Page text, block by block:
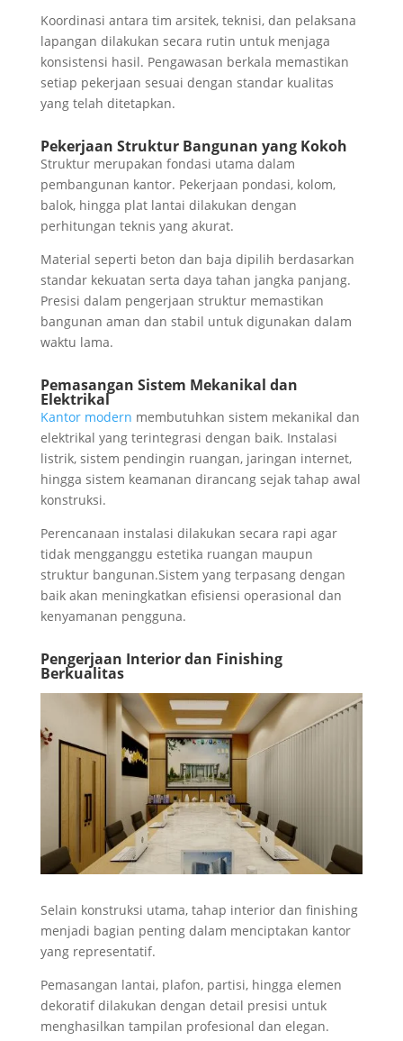
Koordinasi antara tim arsitek, teknisi, dan pelaksana
lapangan dilakukan secara rutin untuk menjaga
konsistensi hasil. Pengawasan berkala memastikan
setiap pekerjaan sesuai dengan standar kualitas
yang telah ditetapkan.
Pekerjaan Struktur Bangunan yang Kokoh
Struktur merupakan fondasi utama dalam
pembangunan kantor. Pekerjaan pondasi, kolom,
balok, hingga plat lantai dilakukan dengan
perhitungan teknis yang akurat.
Material seperti beton dan baja dipilih berdasarkan
standar kekuatan serta daya tahan jangka panjang.
Presisi dalam pengerjaan struktur memastikan
bangunan aman dan stabil untuk digunakan dalam
waktu lama.
Pemasangan Sistem Mekanikal dan
Elektrikal
Kantor modern membutuhkan sistem mekanikal dan
elektrikal yang terintegrasi dengan baik. Instalasi
listrik, sistem pendingin ruangan, jaringan internet,
hingga sistem keamanan dirancang sejak tahap awal
konstruksi.
Perencanaan instalasi dilakukan secara rapi agar
tidak mengganggu estetika ruangan maupun
struktur bangunan.Sistem yang terpasang dengan
baik akan meningkatkan efisiensi operasional dan
kenyamanan pengguna.
Pengerjaan Interior dan Finishing
Berkualitas
Selain konstruksi utama, tahap interior dan finishing
menjadi bagian penting dalam menciptakan kantor
yang representatif.
Pemasangan lantai, plafon, partisi, hingga elemen
dekoratif dilakukan dengan detail presisi untuk
menghasilkan tampilan profesional dan elegan.